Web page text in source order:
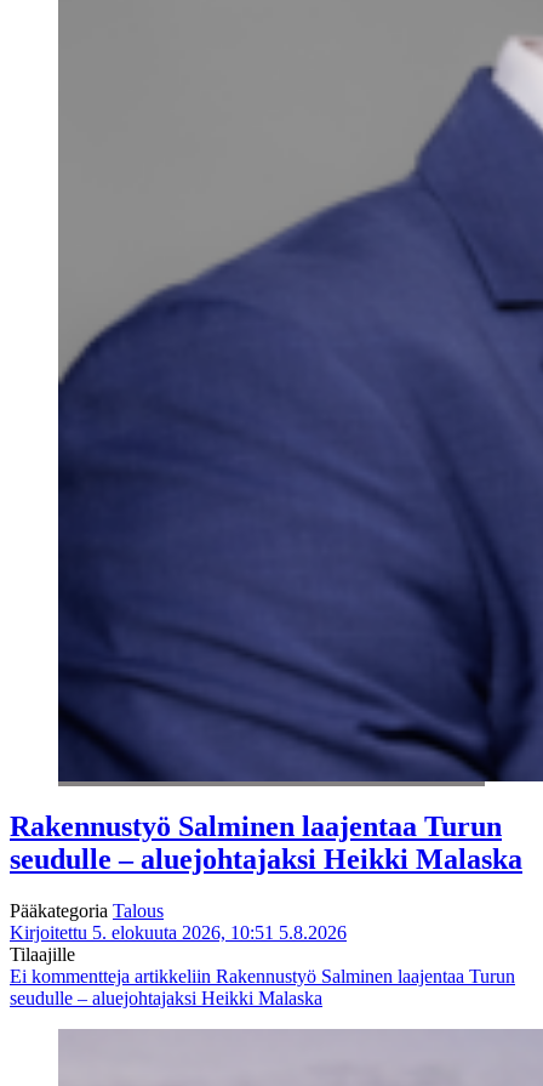
Rakennustyö Salminen laajentaa Turun
seudulle – aluejohtajaksi Heikki Malaska
Pääkategoria Talous
Kirjoitettu 5. elokuuta 2026, 10:51 5.8.2026
Tilaajille
Ei kommentteja artikkeliin Rakennustyö Salminen laajentaa Turun
seudulle – aluejohtajaksi Heikki Malaska